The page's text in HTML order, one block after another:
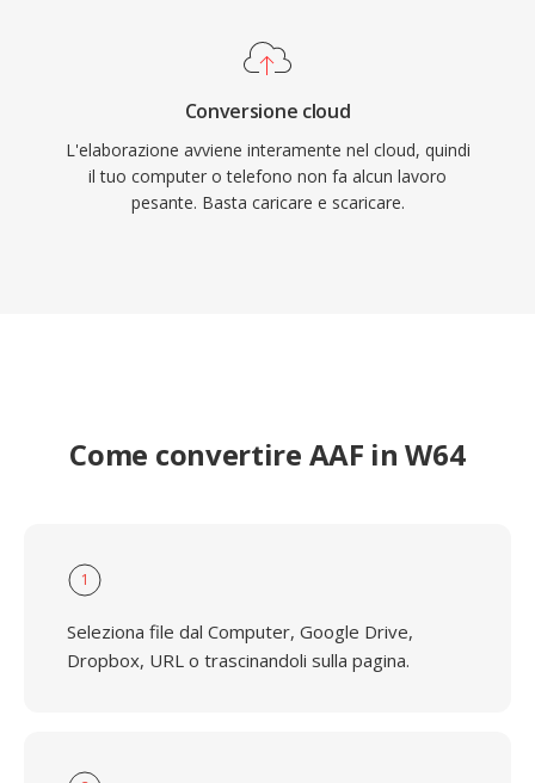
Conversione cloud
L'elaborazione avviene interamente nel cloud, quindi
il tuo computer o telefono non fa alcun lavoro
pesante. Basta caricare e scaricare.
Come convertire AAF in W64
1
Seleziona file dal Computer, Google Drive,
Dropbox, URL o trascinandoli sulla pagina.